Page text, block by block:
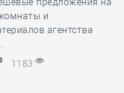
и
агентства
1183